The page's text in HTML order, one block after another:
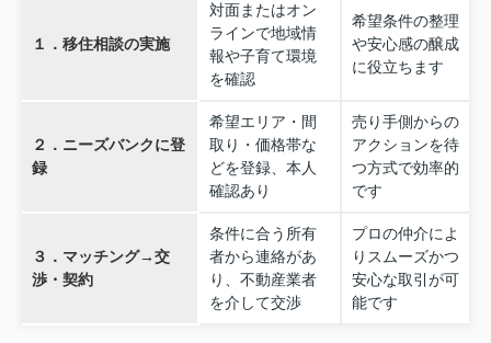
１．移住相談の実施
対面またはオン
ラインで地域情
報や子育て環境
を確認
希望条件の整理
や安心感の醸成
に役立ちます
２．ニーズバンクに登
録
希望エリア・間
取り・価格帯な
どを登録、本人
確認あり
売り手側からの
アクションを待
つ方式で効率的
です
３．マッチング→交
渉・契約
条件に合う所有
者から連絡があ
り、不動産業者
を介して交渉
プロの仲介によ
りスムーズかつ
安心な取引が可
能です